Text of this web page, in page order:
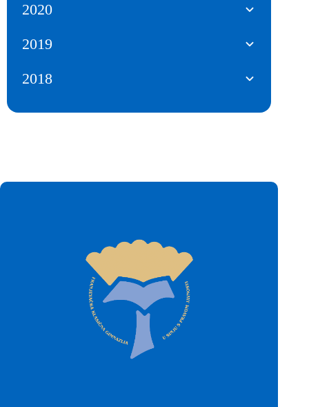
2020
2019
2018